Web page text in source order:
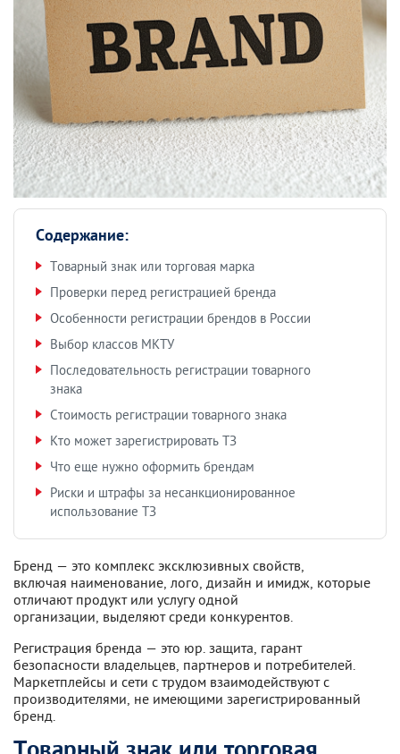
Содержание:
Товарный знак или торговая марка
Проверки перед регистрацией бренда
Особенности регистрации брендов в России
Выбор классов МКТУ
Последовательность регистрации товарного
знака
Стоимость регистрации товарного знака
Кто может зарегистрировать ТЗ
Что еще нужно оформить брендам
Риски и штрафы за несанкционированное
использование ТЗ
Бренд — это комплекс эксклюзивных свойств,
включая наименование, лого, дизайн и имидж, которые
отличают продукт или услугу одной
организации, выделяют среди конкурентов.
Регистрация бренда — это юр. защита, гарант
безопасности владельцев, партнеров и потребителей.
Маркетплейсы и сети с трудом взаимодействуют с
производителями, не имеющими зарегистрированный
бренд.